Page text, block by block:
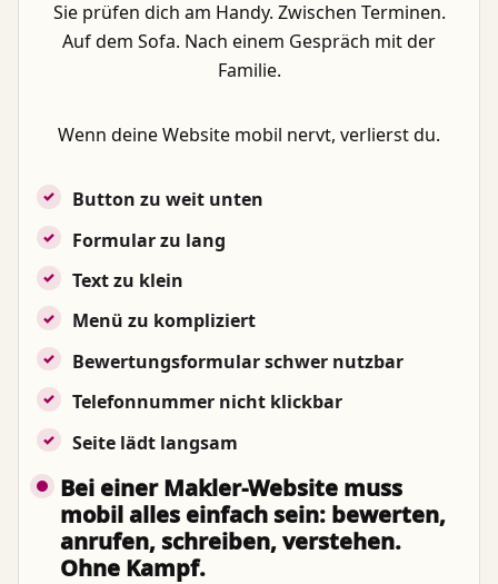
Sie prüfen dich am Handy. Zwischen Terminen.
Auf dem Sofa. Nach einem Gespräch mit der
Familie.
Wenn deine Website mobil nervt, verlierst du.
Button zu weit unten
Formular zu lang
Text zu klein
Menü zu kompliziert
Bewertungsformular schwer nutzbar
Telefonnummer nicht klickbar
Seite lädt langsam
Bei einer Makler-Website muss
mobil alles einfach sein: bewerten,
anrufen, schreiben, verstehen.
Ohne Kampf.